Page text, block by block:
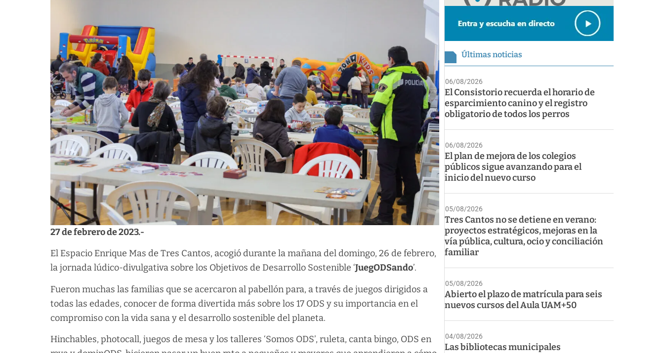
27 de febrero de 2023.-
El Espacio Enrique Mas de Tres Cantos, acogió durante la mañana del domingo, 26 de febrero,
la jornada lúdico-divulgativa sobre los Objetivos de Desarrollo Sostenible ‘JuegODSando’.
Fueron muchas las familias que se acercaron al pabellón para, a través de juegos dirigidos a
todas las edades, conocer de forma divertida más sobre los 17 ODS y su importancia en el
compromiso con la vida sana y el desarrollo sostenible del planeta.
Hinchables, photocall, juegos de mesa y los talleres ‘Somos ODS’, ruleta, canta bingo, ODS en
Últimas noticias
06/08/2026
El Consistorio recuerda el horario de
esparcimiento canino y el registro
obligatorio de todos los perros
06/08/2026
El plan de mejora de los colegios
públicos sigue avanzando para el
inicio del nuevo curso
05/08/2026
Tres Cantos no se detiene en verano:
proyectos estratégicos, mejoras en la
vía pública, cultura, ocio y conciliación
familiar
05/08/2026
Abierto el plazo de matrícula para seis
nuevos cursos del Aula UAM+50
04/08/2026
Las bibliotecas municipales